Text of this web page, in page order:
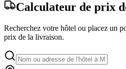
Calculateur de prix
Recherchez votre hôtel ou placez un
prix de la livraison.